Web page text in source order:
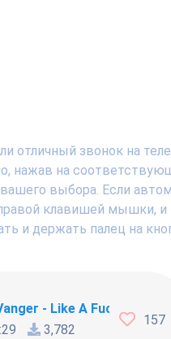
отличный звонок на
нажав на
выбора. Если
клавишей мышки, и
и держать палец на
- Like A Fucking
3,782
157